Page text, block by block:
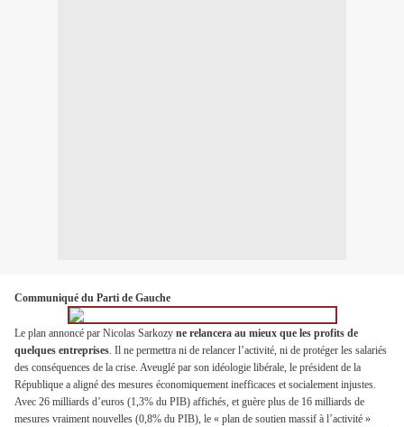
Communiqué du Parti de Gauche
Le plan annoncé par Nicolas Sarkozy ne relancera au mieux que les profits de
quelques entreprises. Il ne permettra ni de relancer l’activité, ni de protéger les salariés
des conséquences de la crise. Aveuglé par son idéologie libérale, le président de la
République a aligné des mesures économiquement inefficaces et socialement injustes.
Avec 26 milliards d’euros (1,3% du PIB) affichés, et guère plus de 16 milliards de
mesures vraiment nouvelles (0,8% du PIB), le « plan de soutien massif à l’activité »